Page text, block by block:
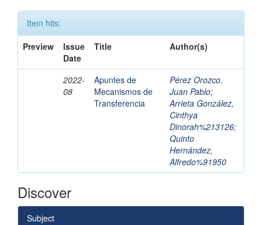
Item hits:
Preview
Issue
Date
Title Author(s)
2022-
08
Apuntes de
Mecanismos de
Transferencia
Pérez Orozco,
Juan Pablo;
Arrieta González,
Cinthya
Dinorah%213126;
Quinto
Hernández,
Alfredo%91950
Discover
Subject